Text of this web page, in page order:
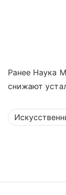
Ранее Наука
снижают